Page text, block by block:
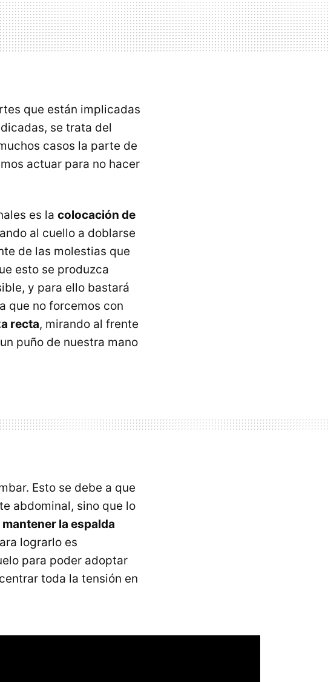
que están implicadas
se trata del
casos la parte de
actuar para no hacer
es la colocación de
al cuello a doblarse
de las molestias que
esto se produzca
y para ello bastará
que no forcemos con
recta, mirando al frente
puño de nuestra mano
Esto se debe a que
abdominal, sino que lo
mantener la espalda
lograrlo es
para poder adoptar
toda la tensión en